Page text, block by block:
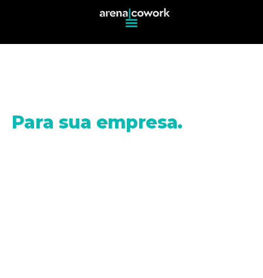
Para sua empresa.